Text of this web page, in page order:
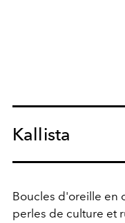
Kallista
Boucles d'oreille en
perles de culture et